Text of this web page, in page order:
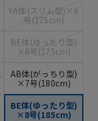
YA体(スリム型)×6
号(175cm)
BE体(ゆったり型)
×6号(175cm)
AB体(がっちり型)
×7号(180cm)
BE体(ゆったり型)
×8号(185cm)